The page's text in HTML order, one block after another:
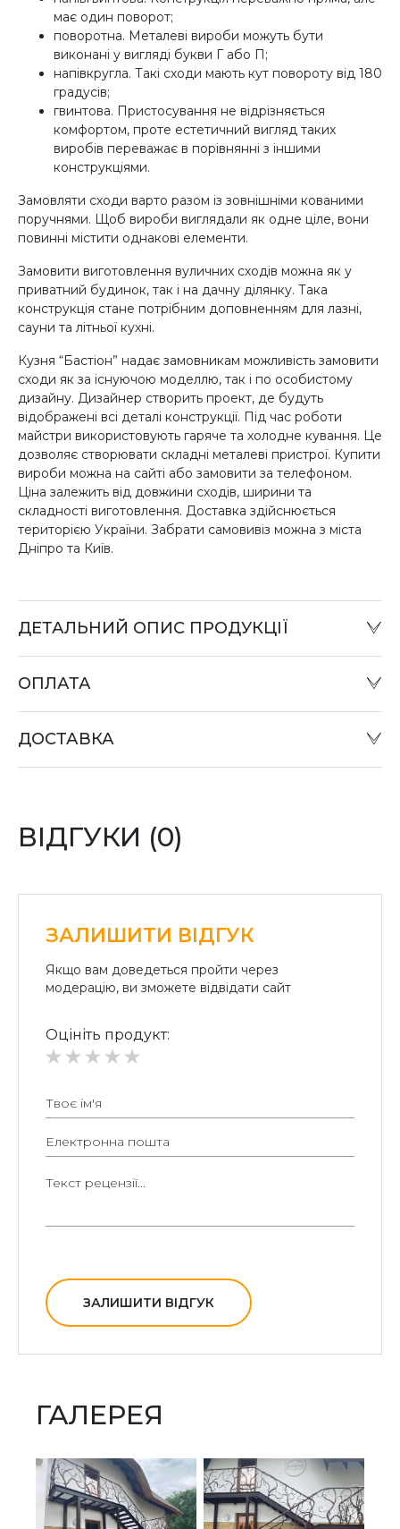
має один поворот;
поворотна. Металеві вироби можуть бути
виконані у вигляді букви Г або П;
напівкругла. Такі сходи мають кут повороту від 180
градусів;
гвинтова. Пристосування не відрізняється
комфортом, проте естетичний вигляд таких
виробів переважає в порівнянні з іншими
конструкціями.
Замовляти сходи варто разом із зовнішніми кованими
поручнями. Щоб вироби виглядали як одне ціле, вони
повинні містити однакові елементи.
Замовити виготовлення вуличних сходів можна як у
приватний будинок, так і на дачну ділянку. Така
конструкція стане потрібним доповненням для лазні,
сауни та літньої кухні.
Кузня “Бастіон” надає замовникам можливість замовити
сходи як за існуючою моделлю, так і по особистому
дизайну. Дизайнер створить проект, де будуть
відображені всі деталі конструкції. Під час роботи
майстри використовують гаряче та холодне кування. Це
дозволяє створювати складні металеві пристрої. Купити
вироби можна на сайті або замовити за телефоном.
Ціна залежить від довжини сходів, ширини та
складності виготовлення. Доставка здійснюється
територією України. Забрати самовивіз можна з міста
Дніпро та Київ.
ДЕТАЛЬНИЙ ОПИС ПРОДУКЦІЇ
відправці «Податком» у відділенні «Нова пошта».
Безготівковий розрахунок для юридичних осіб:
Безготівкова плата на розрахунковий рахунок.
ОПЛАТА
ДОСТАВКА
ВІДГУКИ (0)
ЗАЛИШИТИ ВІДГУК
Якщо вам доведеться пройти через
модерацію, ви зможете відвідати сайт
Оцініть продукт:
ЗАЛИШИТИ ВІДГУК
ГАЛЕРЕЯ